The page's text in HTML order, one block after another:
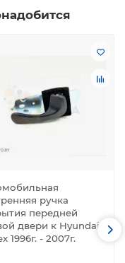
ручка
передней
двери к Hyundai
1996г. - 2007г.